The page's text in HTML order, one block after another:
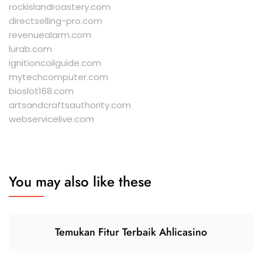
rockislandroastery.com
directselling-pro.com
revenuealarm.com
lurab.com
ignitioncoilguide.com
mytechcomputer.com
bioslot168.com
artsandcraftsauthority.com
webservicelive.com
You may also like these
Temukan Fitur Terbaik Ahlicasino